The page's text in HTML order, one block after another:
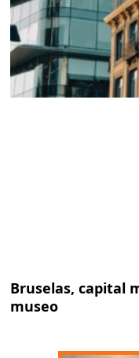
Bruselas, capital
museo